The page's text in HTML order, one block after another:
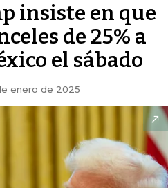
insiste en que
de 25% a
el sábado
enero de 2025